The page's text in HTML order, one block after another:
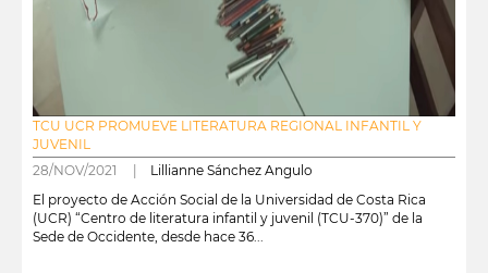
TCU UCR PROMUEVE LITERATURA REGIONAL INFANTIL Y
JUVENIL
28/NOV/2021 | Lillianne Sánchez Angulo
El proyecto de Acción Social de la Universidad de Costa Rica
(UCR) “Centro de literatura infantil y juvenil (TCU-370)” de la
Sede de Occidente, desde hace 36...